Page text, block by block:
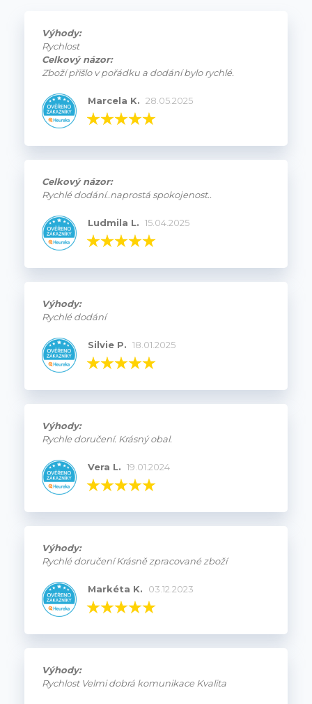
Výhody:
Rychlost
Celkový názor:
Zboží přišlo v pořádku a dodání bylo rychlé.
Marcela K. 28.05.2025
Celkový názor:
Rychlé dodání..naprostá spokojenost..
Ludmila L. 15.04.2025
Výhody:
Rychlé dodání
Silvie P. 18.01.2025
Výhody:
Rychle doručení. Krásný obal.
Vera L. 19.01.2024
Výhody:
Rychlé doručení Krásně zpracované zboží
Markéta K. 03.12.2023
Výhody:
Rychlost Velmi dobrá komunikace Kvalita